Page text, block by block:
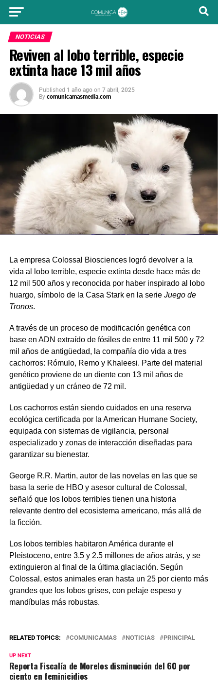
NOTICIAS
Reviven al lobo terrible, especie
extinta hace 13 mil años
Published 1 año ago on 7 abril, 2025
By comunicamasmedia.com
La empresa Colossal Biosciences logró devolver a la
vida al lobo terrible, especie extinta desde hace más de
12 mil 500 años y reconocida por haber inspirado al lobo
huargo, símbolo de la Casa Stark en la serie Juego de
Tronos.
A través de un proceso de modificación genética con
base en ADN extraído de fósiles de entre 11 mil 500 y 72
mil años de antigüedad, la compañía dio vida a tres
cachorros: Rómulo, Remo y Khaleesi. Parte del material
genético proviene de un diente con 13 mil años de
antigüedad y un cráneo de 72 mil.
Los cachorros están siendo cuidados en una reserva
ecológica certificada por la American Humane Society,
equipada con sistemas de vigilancia, personal
especializado y zonas de interacción diseñadas para
garantizar su bienestar.
George R.R. Martin, autor de las novelas en las que se
basa la serie de HBO y asesor cultural de Colossal,
señaló que los lobos terribles tienen una historia
relevante dentro del ecosistema americano, más allá de
la ficción.
Los lobos terribles habitaron América durante el
Pleistoceno, entre 3.5 y 2.5 millones de años atrás, y se
extinguieron al final de la última glaciación. Según
Colossal, estos animales eran hasta un 25 por ciento más
grandes que los lobos grises, con pelaje espeso y
mandíbulas más robustas.
RELATED TOPICS: COMUNICAMAS NOTICIAS PRINCIPAL
UP NEXT
Reporta Fiscalía de Morelos disminución del 60 por
ciento en feminicidios